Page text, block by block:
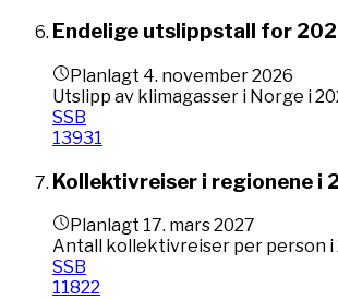
Endelige utslippstall for
Planlagt 4. november 2026
Utslipp av klimagasser i Norge i
SSB
13931
Kollektivreiser i regionene i
Planlagt 17. mars 2027
Antall kollektivreiser per person i
SSB
11822